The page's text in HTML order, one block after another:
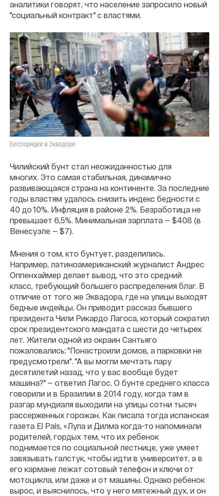
аналитики говорят, что население запросило новый
"социальный контракт" с властями.
Беспорядки в Эквадоре
Чилийский бунт стал неожиданностью для
многих. Это самая стабильная, динамично
развивающаяся страна на континенте. За последние
годы властям удалось снизить индекс бедности с
40 до 10%. Инфляция в районе 2%. Безработица не
превышает 6,5%. Минимальная зарплата — $408 (в
Венесуэле — $7).
Мнения о том, кто бунтует, разделились.
Например, латиноамериканский журналист Андрес
Оппенхаймер делает вывод, что это средний
класс, требующий большего распределения благ. В
отличие от того же Эквадора, где на улицы выходят
бедные индейцы. Он приводит рассказ бывшего
президента Чили Рикардо Лагоса, который сократил
срок президентского мандата с шести до четырех
лет. Жители одной из окраин Сантьяго
пожаловались: "Понастроили домов, а парковки не
предусмотрели". "А вы могли мечтать пару
десятилетий назад, что у вас вообще будет
машина?" — ответил Лагос. О бунте среднего класса
говорили и в Бразилии в 2014 году, когда там в
разгар мундиаля выходили на улицы сотни тысяч
рассерженных горожан. Как писала тогда испанская
газета El Pais, «Лула и Дилма когда-то напоминали
родителей, гордых тем, что их ребенок
поднимается по социальной лестнице, уже умеет
завязывать галстук, чтобы идти в университет, а в
его кармане лежат сотовый телефон и ключи от
мотоцикла, или даже и от машины. Однако ребенок
вырос, и выяснилось, что у него мятежный дух, и он